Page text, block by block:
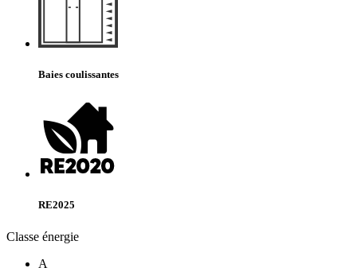
Baies coulissantes
RE2025
Classe énergie
A